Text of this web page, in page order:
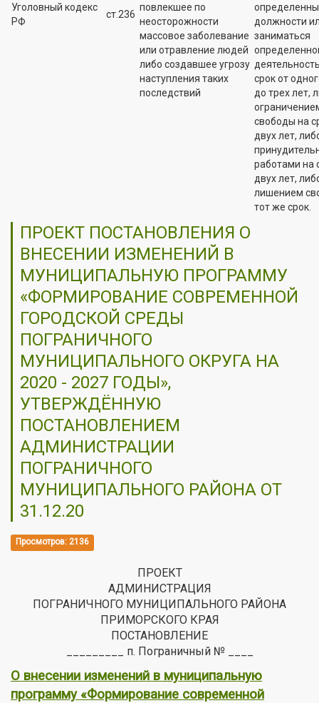
Уголовный кодекс
РФ
ст.236
повлекшее по
неосторожности
массовое заболевание
или отравление людей
либо создавшее угрозу
наступления таких
последствий
должности
заниматься
срок от
до трех лет,
свободы на
двух лет,
работами на
двух лет,
лишением
тот же срок.
ПРОЕКТ ПОСТАНОВЛЕНИЯ О
ВНЕСЕНИИ ИЗМЕНЕНИЙ В
МУНИЦИПАЛЬНУЮ ПРОГРАММУ
«ФОРМИРОВАНИЕ СОВРЕМЕННОЙ
ГОРОДСКОЙ СРЕДЫ
ПОГРАНИЧНОГО
МУНИЦИПАЛЬНОГО ОКРУГА НА
2020 - 2027 ГОДЫ»,
УТВЕРЖДЁННУЮ
ПОСТАНОВЛЕНИЕМ
АДМИНИСТРАЦИИ
ПОГРАНИЧНОГО
МУНИЦИПАЛЬНОГО РАЙОНА ОТ
31.12.20
Просмотров: 2136
ПРОЕКТ
АДМИНИСТРАЦИЯ
ПОГРАНИЧНОГО МУНИЦИПАЛЬНОГО РАЙОНА
ПРИМОРСКОГО КРАЯ
ПОСТАНОВЛЕНИЕ
_________ п. Пограничный № ____
О внесении изменений в муниципальную
программу «Формирование современной